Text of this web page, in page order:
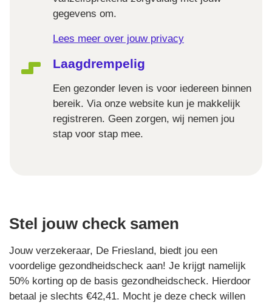
gegevens om.
Lees meer over jouw privacy
Laagdrempelig
Een gezonder leven is voor iedereen binnen
bereik. Via onze website kun je makkelijk
registreren. Geen zorgen, wij nemen jou
stap voor stap mee.
Stel jouw check samen
Jouw verzekeraar, De Friesland, biedt jou een
voordelige gezondheidscheck aan! Je krijgt namelijk
50% korting op de basis gezondheidscheck. Hierdoor
betaal je slechts €42,41. Mocht je deze check willen